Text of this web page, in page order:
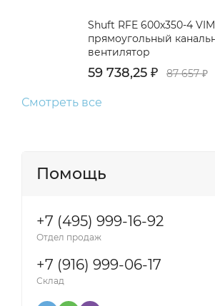
Shuft RFE 600x350-4 VIM
прямоугольный
вентилятор
59 738,25 ₽ 87 657₽
Смотреть все
Помощь
+7 (495) 999-16-92
Отдел продаж
+7 (916) 999-06-17
Склад